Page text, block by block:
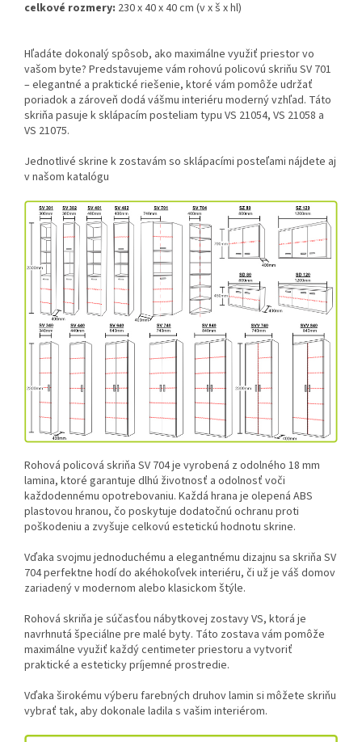
celkové rozmery: 230 x 40 x 40 cm (v x š x hl)
Hľadáte dokonalý spôsob, ako maximálne využiť priestor vo
vašom byte? Predstavujeme vám rohovú policovú skriňu SV 701
– elegantné a praktické riešenie, ktoré vám pomôže udržať
poriadok a zároveň dodá vášmu interiéru moderný vzhľad. Táto
skriňa pasuje k sklápacím posteliam typu VS 21054, VS 21058 a
VS 21075.
Jednotlivé skrine k zostavám so sklápacími posteľami nájdete aj
v našom katalógu
Rohová policová skriňa SV 704 je vyrobená z odolného 18 mm
lamina, ktoré garantuje dlhú životnosť a odolnosť voči
každodennému opotrebovaniu. Každá hrana je olepená ABS
plastovou hranou, čo poskytuje dodatočnú ochranu proti
poškodeniu a zvyšuje celkovú estetickú hodnotu skrine.
Vďaka svojmu jednoduchému a elegantnému dizajnu sa skriňa SV
704 perfektne hodí do akéhokoľvek interiéru, či už je váš domov
zariadený v modernom alebo klasickom štýle.
Rohová skriňa je súčasťou nábytkovej zostavy VS, ktorá je
navrhnutá špeciálne pre malé byty. Táto zostava vám pomôže
maximálne využiť každý centimeter priestoru a vytvoriť
praktické a esteticky príjemné prostredie.
Vďaka širokému výberu farebných druhov lamin si môžete skriňu
vybrať tak, aby dokonale ladila s vašim interiérom.